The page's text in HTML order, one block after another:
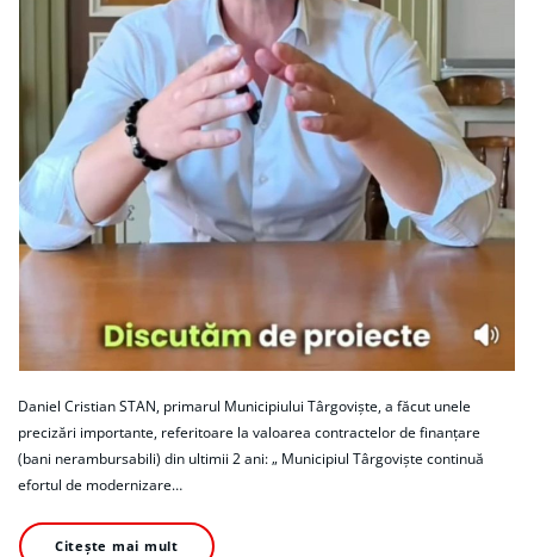
Daniel Cristian STAN, primarul Municipiului Târgoviște, a făcut unele
precizări importante, referitoare la valoarea contractelor de finanțare
(bani nerambursabili) din ultimii 2 ani: „ Municipiul Târgoviște continuă
efortul de modernizare…
Citește mai mult